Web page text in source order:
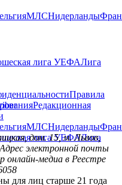
МЛСНидерланды
лига УЕФАЛига
Правила
Редакционная
МЛСНидерланды
лига УЕФАЛига
дом. 15, м. Львов,
Адрес электронной почты
медиа в Реестре
для лиц старше 21 года